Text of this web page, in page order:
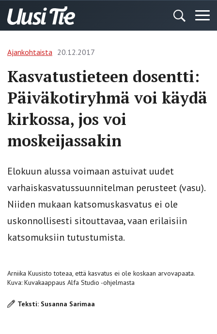
Ajankohtaista 20.12.2017
Kasvatustieteen dosentti:
Päiväkotiryhmä voi käydä
kirkossa, jos voi
moskeijassakin
Elokuun alussa voimaan astuivat uudet
varhaiskasvatussuunnitelman perusteet (vasu).
Niiden mukaan katsomuskasvatus ei ole
uskonnollisesti sitouttavaa, vaan erilaisiin
katsomuksiin tutustumista.
Arniika Kuusisto toteaa, että kasvatus ei ole koskaan arvovapaata.
Kuva: Kuvakaappaus Alfa Studio -ohjelmasta
Teksti: Susanna Sarimaa